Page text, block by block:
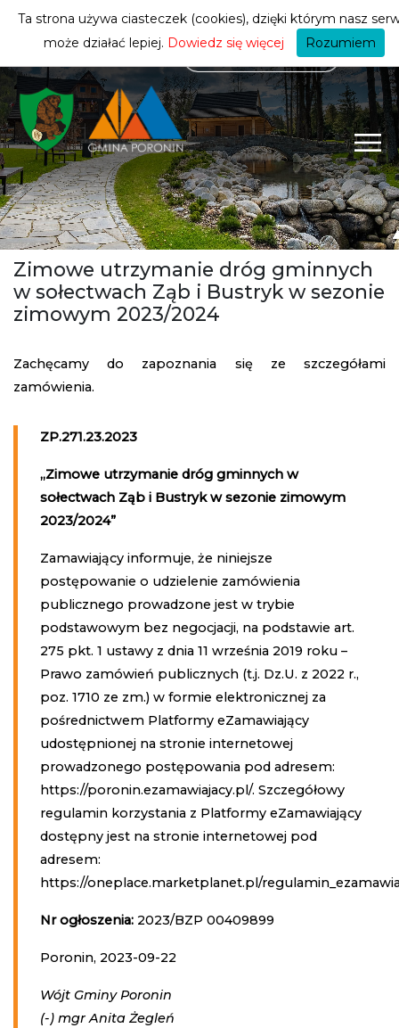
mieszkańca
Zimowe utrzymanie dróg gminnych
w sołectwach Ząb i Bustryk w sezonie
zimowym 2023/2024
Zachęcamy do zapoznania się ze szczegółami
zamówienia.
ZP.271.23.2023
„Zimowe utrzymanie dróg gminnych w
sołectwach Ząb i Bustryk w sezonie zimowym
2023/2024”
Zamawiający informuje, że niniejsze
postępowanie o udzielenie zamówienia
publicznego prowadzone jest w trybie
podstawowym bez negocjacji, na podstawie art.
275 pkt. 1 ustawy z dnia 11 września 2019 roku –
Prawo zamówień publicznych (t.j. Dz.U. z 2022 r.,
poz. 1710 ze zm.) w formie elektronicznej za
pośrednictwem Platformy eZamawiający
udostępnionej na stronie internetowej
prowadzonego postępowania pod adresem:
https://poronin.ezamawiajacy.pl/. Szczegółowy
regulamin korzystania z Platformy eZamawiający
dostępny jest na stronie internetowej pod
adresem:
https://oneplace.marketplanet.pl/
Nr ogłoszenia: 2023/BZP 00409899
Poronin, 2023-09-22
Wójt Gminy Poronin
(-) mgr Anita Żegleń
Ta strona używa ciasteczek (cookies), dzięki którym nasz
może działać lepiej. Dowiedz się więcej Rozumiem